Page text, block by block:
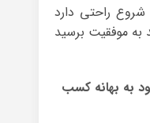
راحتی دارد
به موفقیت برسید
به بهانه کسب